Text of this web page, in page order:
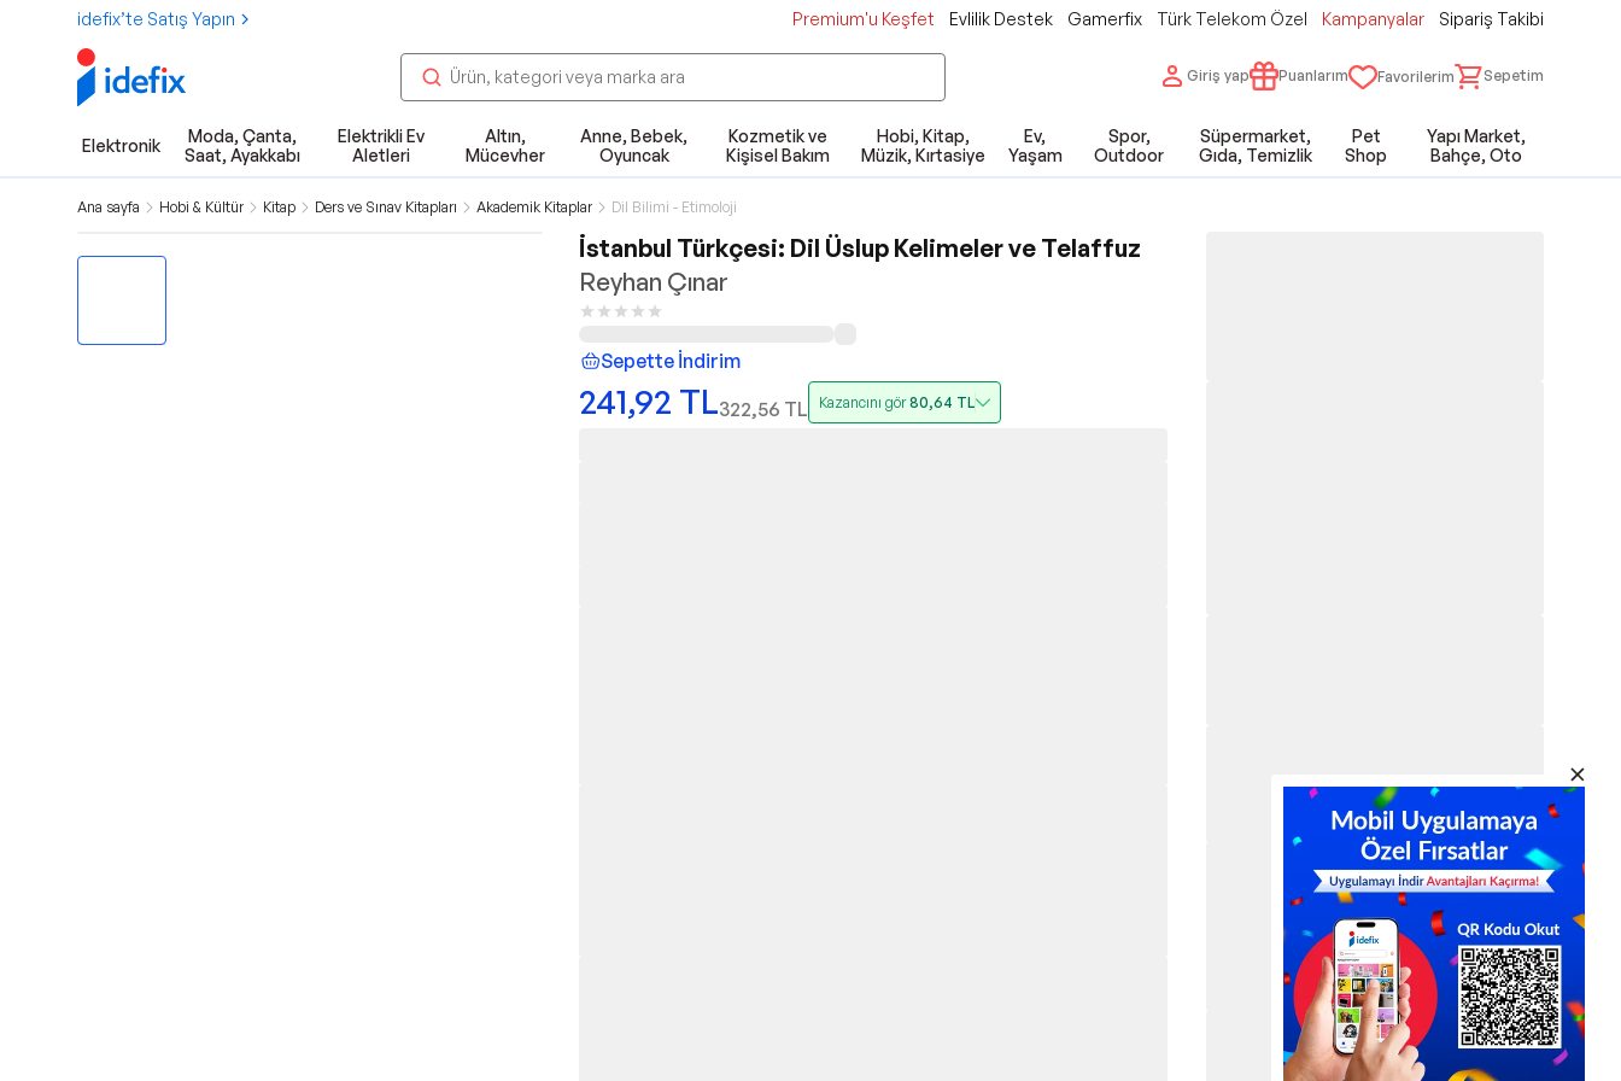
idefix’te Satış Yapın Premium'u Keşfet Evlilik Destek Gamerfix Türk Telekom Özel Kampanyalar Sipariş Takibi
Giriş yap Puanlarım Favorilerim Sepetim
Elektronik
Moda, Çanta,
Saat, Ayakkabı
Elektrikli Ev
Aletleri
Altın,
Mücevher
Anne, Bebek,
Oyuncak
Kozmetik ve
Kişisel Bakım
Hobi, Kitap,
Müzik, Kırtasiye
Ev,
Yaşam
Spor,
Outdoor
Süpermarket,
Gıda, Temizlik
Pet
Shop
Yapı Market,
Bahçe, Oto
Ana sayfa Hobi & Kültür Kitap Ders ve Sınav Kitapları Akademik Kitaplar Dil Bilimi - Etimoloji
İstanbul Türkçesi: Dil Üslup Kelimeler ve Telaffuz
Reyhan Çınar
Sepette İndirim
241,92 TL322,56 TL Kazancını gör80,64 TL